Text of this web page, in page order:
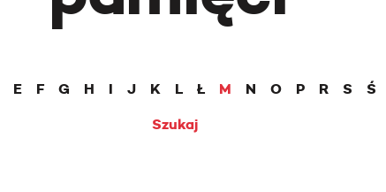
E F G H I J K L Ł M N O P R S Ś
Szukaj